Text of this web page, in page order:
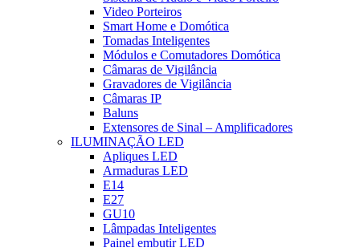
Video Porteiros
Smart Home e Domótica
Tomadas Inteligentes
Módulos e Comutadores Domótica
Câmaras de Vigilância
Gravadores de Vigilância
Câmaras IP
Baluns
Extensores de Sinal – Amplificadores
ILUMINAÇÃO LED
Apliques LED
Armaduras LED
E14
E27
GU10
Lâmpadas Inteligentes
Painel embutir LED